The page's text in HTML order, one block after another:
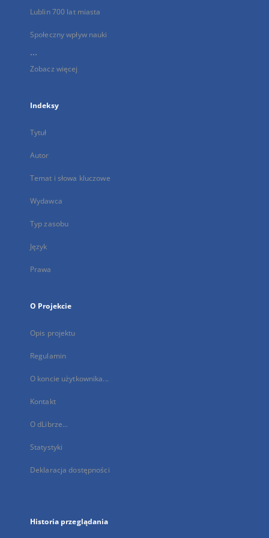
Lublin 700 lat miasta
Społeczny wpływ nauki
...
Zobacz więcej
Indeksy
Tytuł
Autor
Temat i słowa kluczowe
Wydawca
Typ zasobu
Język
Prawa
O Projekcie
Opis projektu
Regulamin
O koncie użytkownika...
Kontakt
O dLibrze...
Statystyki
Deklaracja dostępności
Historia przeglądania